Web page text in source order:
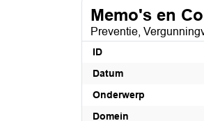
Memo's en
Preventie,
ID
Datum
Onderwerp
Domein